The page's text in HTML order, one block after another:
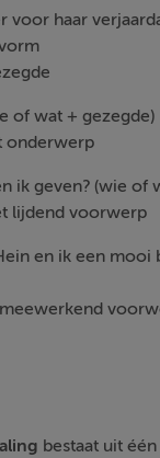
voor haar
of wat + gezegde)
onderwerp
ik geven? (wie of
lijdend voorwerp
en ik een
bestaat uit